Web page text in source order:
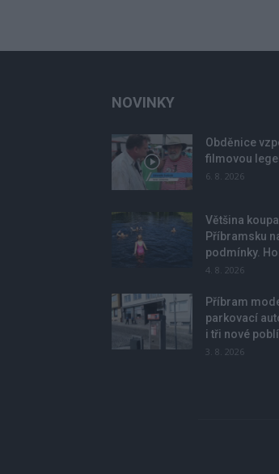
NOVINKY
Obděnice
filmovou
6. 8. 2026
Většina
Příbramsku
podmínky.
4. 8. 2026
Příbram
parkovací
i tři nové
3. 8. 2026